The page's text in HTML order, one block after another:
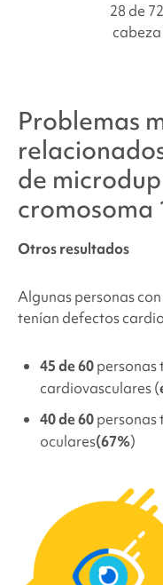
28 de
Problemas
de
cromosoma
Otros resultados
Algunas personas con
tenían defectos
45 de 60personas
cardiovasculares(
40 de 60personas
oculares(67%)